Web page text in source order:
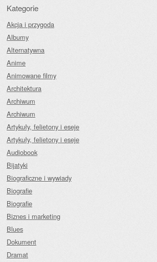
Kategorie
Akcja i przygoda
Albumy
Alternatywna
Anime
Animowane filmy
Architektura
Archiwum
Archiwum
Artykuły, felietony i eseje
Artykuły, felietony i eseje
Audiobook
Bijatyki
Biograficzne i wywiady
Biografie
Biografie
Biznes i marketing
Blues
Dokument
Dramat